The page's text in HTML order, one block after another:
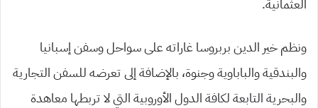
ونظم خير الدين بربروسا غاراته على سواحل وسفن إسبانيا
والبندقية والباباوية وجنوة، بالإضافة إلى تعرضه للسفن التجارية
والبحرية التابعة لكافة الدول الأوروبية التي لا تربطها معاهدة